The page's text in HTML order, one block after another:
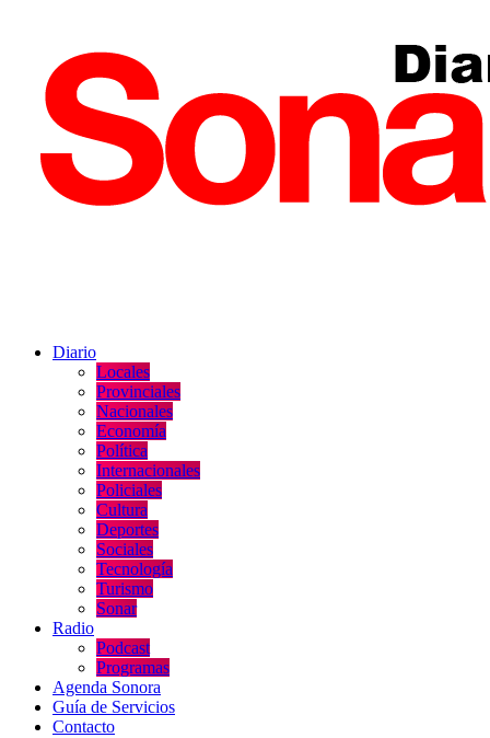
Diario
Locales
Provinciales
Nacionales
Economía
Política
Internacionales
Policiales
Cultura
Deportes
Sociales
Tecnología
Turismo
Sonar
Radio
Podcast
Programas
Agenda Sonora
Guía de Servicios
Contacto